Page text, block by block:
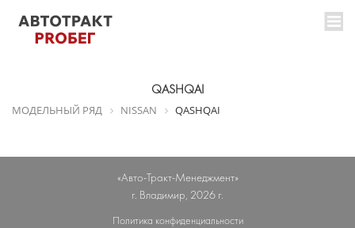
QASHQAI
МОДЕЛЬНЫЙ РЯД NISSAN QASHQAI
«Авто-Тракт-Менеджмент»
г. Владимир, 2026 г.
Политика конфиденциальности